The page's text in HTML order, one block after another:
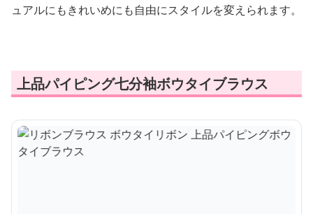
ュアルにもきれいめにも自由にスタイルを変えられます。
上品パイピング七分袖ボウタイブラウス